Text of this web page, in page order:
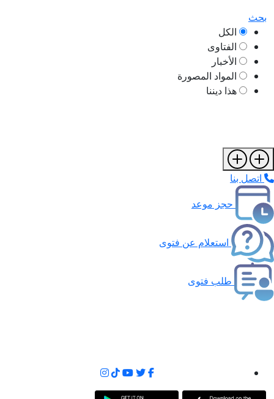
بحث
الكل
الفتاوى
الأخبار
المواد المصورة
هذا ديننا
اتصل بنا
حجز موعد
استعلام عن فتوى
طلب فتوى